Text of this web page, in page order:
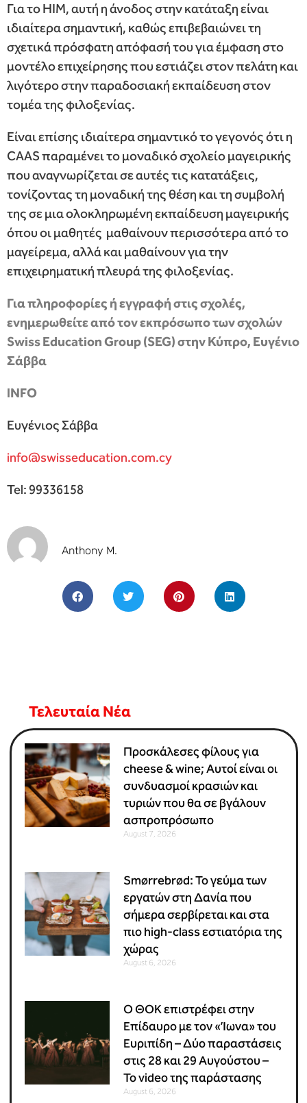
Για το HIM, αυτή η άνοδος στην κατάταξη είναι
ιδιαίτερα σημαντική, καθώς επιβεβαιώνει τη
σχετικά πρόσφατη απόφασή του για έμφαση στο
μοντέλο επιχείρησης που εστιάζει στον πελάτη και
λιγότερο στην παραδοσιακή εκπαίδευση στον
τομέα της φιλοξενίας.
Είναι επίσης ιδιαίτερα σημαντικό το γεγονός ότι η
CAAS παραμένει το μοναδικό σχολείο μαγειρικής
που αναγνωρίζεται σε αυτές τις κατατάξεις,
τονίζοντας τη μοναδική της θέση και τη συμβολή
της σε μια ολοκληρωμένη εκπαίδευση μαγειρικής
όπου οι μαθητές μαθαίνουν περισσότερα από το
μαγείρεμα, αλλά και μαθαίνουν για την
επιχειρηματική πλευρά της φιλοξενίας.
Για πληροφορίες ή εγγραφή στις σχολές,
ενημερωθείτε από τον εκπρόσωπο των σχολών
Swiss Education Group (SEG) στην Κύπρο, Ευγένιο
Σάββα
INFO
Ευγένιος Σάββα
info@swisseducation.com.cy
Tel: 99336158
Anthony M.
Τελευταία Νέα
Προσκάλεσες φίλους για
cheese & wine; Αυτοί είναι οι
συνδυασμοί κρασιών και
τυριών που θα σε βγάλουν
ασπροπρόσωπο
August 7, 2026
Smørrebrød: Το γεύμα των
εργατών στη Δανία που
σήμερα σερβίρεται και στα
πιο high-class εστιατόρια της
χώρας
August 6, 2026
Ο ΘΟΚ επιστρέφει στην
Επίδαυρο με τον «Ίωνα» του
Ευριπίδη – Δύο παραστάσεις
στις 28 και 29 Αυγούστου –
Το video της παράστασης
August 6, 2026